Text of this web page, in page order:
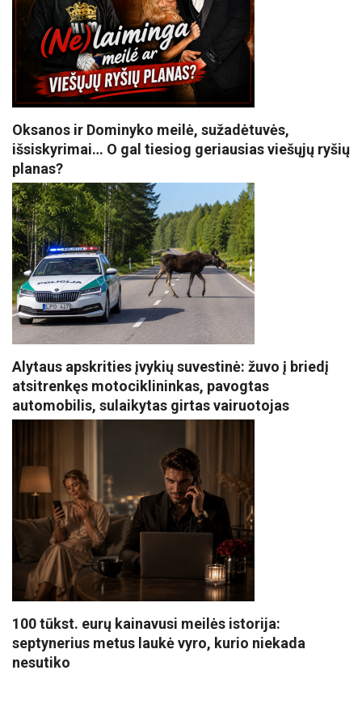
Oksanos ir Dominyko meilė, sužadėtuvės,
išsiskyrimai… O gal tiesiog geriausias viešųjų ryšių
planas?
Alytaus apskrities įvykių suvestinė: žuvo į briedį
atsitrenkęs motociklininkas, pavogtas
automobilis, sulaikytas girtas vairuotojas
100 tūkst. eurų kainavusi meilės istorija:
septynerius metus laukė vyro, kurio niekada
nesutiko